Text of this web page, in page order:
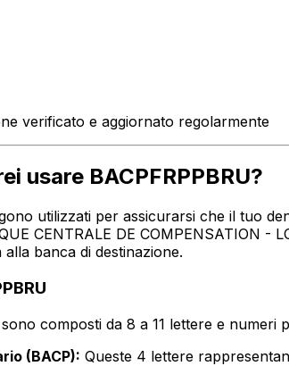
verificato e aggiornato regolarmente
usare BACPFRPPBRU?
utilizzati per assicurarsi che il tuo
CENTRALE DE COMPENSATION -
banca di destinazione.
composti da 8 a 11 lettere e
(BACP): Queste 4 lettere